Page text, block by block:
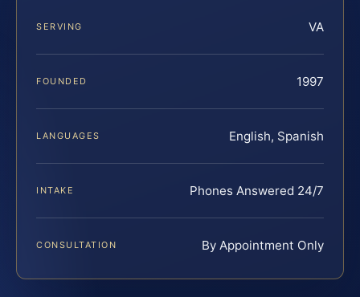
SERVING VA
FOUNDED 1997
LANGUAGES English, Spanish
INTAKE Phones Answered 24/7
CONSULTATION By Appointment Only